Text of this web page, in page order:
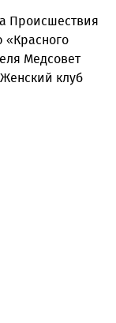
Происшествия
«Красного
Медсовет
Женский клуб